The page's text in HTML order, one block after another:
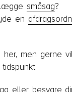
småsag?
en
men gerne
eller besvare